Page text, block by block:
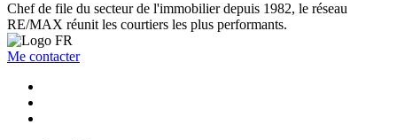
Chef de file du secteur de l'immobilier depuis 1982, le réseau
RE/MAX réunit les courtiers les plus performants.
Me contacter